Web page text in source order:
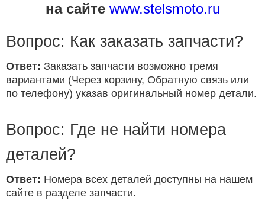
на сайте www.stelsmoto.ru
Вопрос: Как заказать запчасти?
Ответ: Заказать запчасти возможно тремя
вариантами (Через корзину, Обратную связь или
по телефону) указав оригинальный номер детали.
Вопрос: Где не найти номера
деталей?
Ответ: Номера всех деталей доступны на нашем
сайте в разделе запчасти.